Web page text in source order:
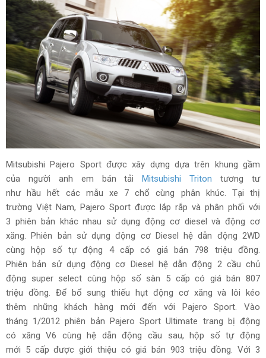
Mitsubishi Pajero Sport được xây dựng dựa trên khung gầm
của người anh em bán tảiMitsubishi Triton tương tư
như hầu hết các mẫu xe 7 chổ cùng phân khúc. Tại thị
trường Việt Nam, Pajero Sport được lắp rắp và phân phối với
3 phiên bản khác nhau sử dụng động cơ diesel và động cơ
xăng. Phiên bản sử dụng động cơ Diesel hệ dẫn động 2WD
cùng hộp số tự động 4 cấp có giá bán 798 triệu đồng.
Phiên bản sử dụng động cơ Diesel hệ dẫn động 2 cầu chủ
động super select cùng hộp số sàn 5 cấp có giá bán 807
triệu đồng. Để bổ sung thiếu hụt động cơ xăng và lôi kéo
thêm những khách hàng mới đến với Pajero Sport. Vào
tháng 1/2012 phiên bản Pajero Sport Ultimate trang bị động
có xăng V6 cùng hệ dẫn động cầu sau, hộp số tự động
mới 5 cấp được giới thiệu có giá bán 903 triệu đồng. Với 3